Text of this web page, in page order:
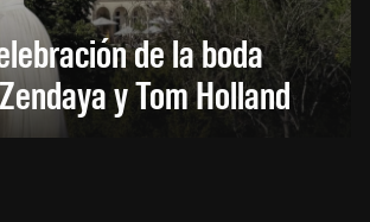
de la boda
y Tom Holland